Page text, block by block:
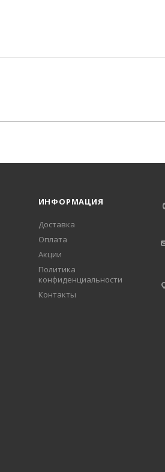
ИНФОРМАЦИЯ
Доставка
Оплата
Акции
Политика
конфиденциальности
Контакты